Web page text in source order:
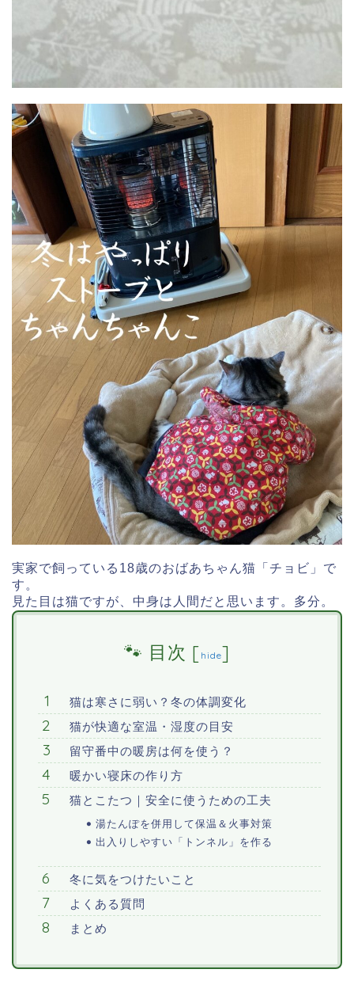
実家で飼っている18歳のおばあちゃん猫「チョビ」で
す。
見た目は猫ですが、中身は人間だと思います。多分。
目次 [ hide]
猫は寒さに弱い？冬の体調変化
猫が快適な室温・湿度の目安
留守番中の暖房は何を使う？
暖かい寝床の作り方
猫とこたつ｜安全に使うための工夫
湯たんぽを併用して保温＆火事対策
出入りしやすい「トンネル」を作る
冬に気をつけたいこと
よくある質問
まとめ